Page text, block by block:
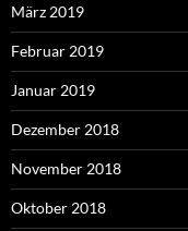
März 2019
Februar 2019
Januar 2019
Dezember 2018
November 2018
Oktober 2018